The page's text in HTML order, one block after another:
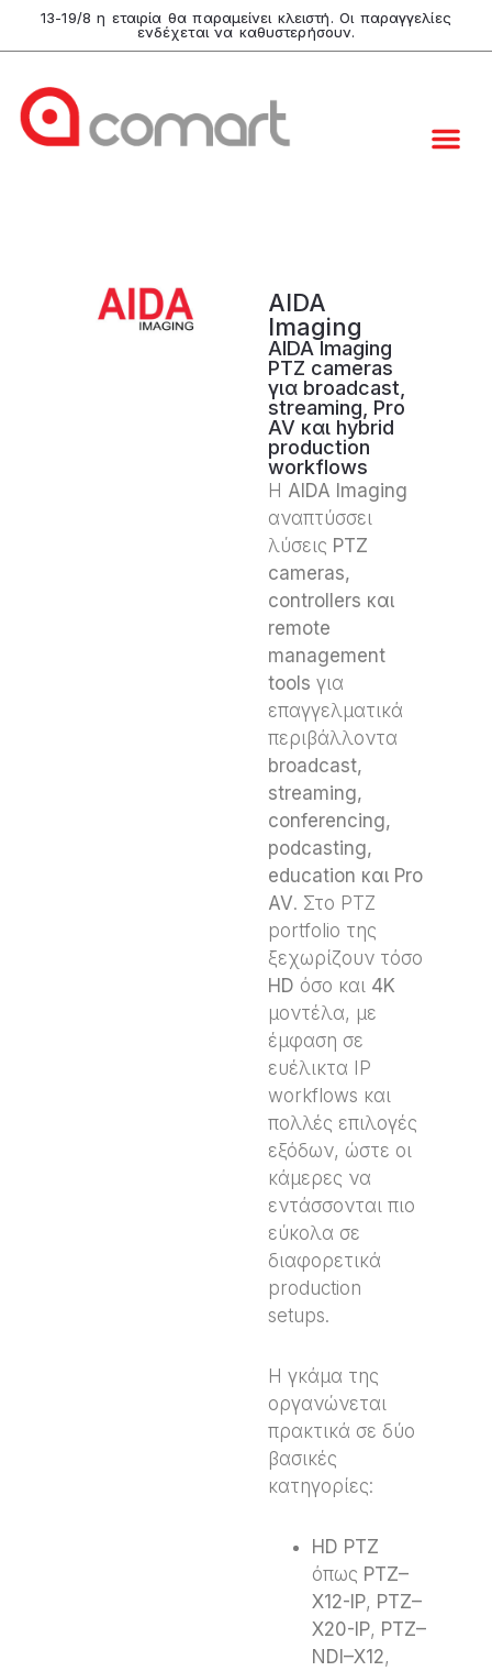
13-19/8 η εταιρία θα παραμείνει κλειστή. Οι παραγγελίες
ενδέχεται να καθυστερήσουν.
AIDA
Imaging
AIDA Imaging
PTZ cameras
για broadcast,
streaming, Pro
AV και hybrid
production
workflows
Η AIDA Imaging
αναπτύσσει
λύσεις PTZ
cameras,
controllers και
remote
management
tools για
επαγγελματικά
περιβάλλοντα
broadcast,
streaming,
conferencing,
podcasting,
education και Pro
AV. Στο PTZ
portfolio της
ξεχωρίζουν τόσο
HD όσο και 4K
μοντέλα, με
έμφαση σε
ευέλικτα IP
workflows και
πολλές επιλογές
εξόδων, ώστε οι
κάμερες να
εντάσσονται πιο
εύκολα σε
διαφορετικά
production
setups.
Η γκάμα της
οργανώνεται
πρακτικά σε δύο
βασικές
κατηγορίες:
HD PTZ
όπως PTZ–
X12-IP, PTZ–
X20-IP, PTZ–
NDI–X12,